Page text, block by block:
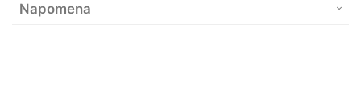
Napomena